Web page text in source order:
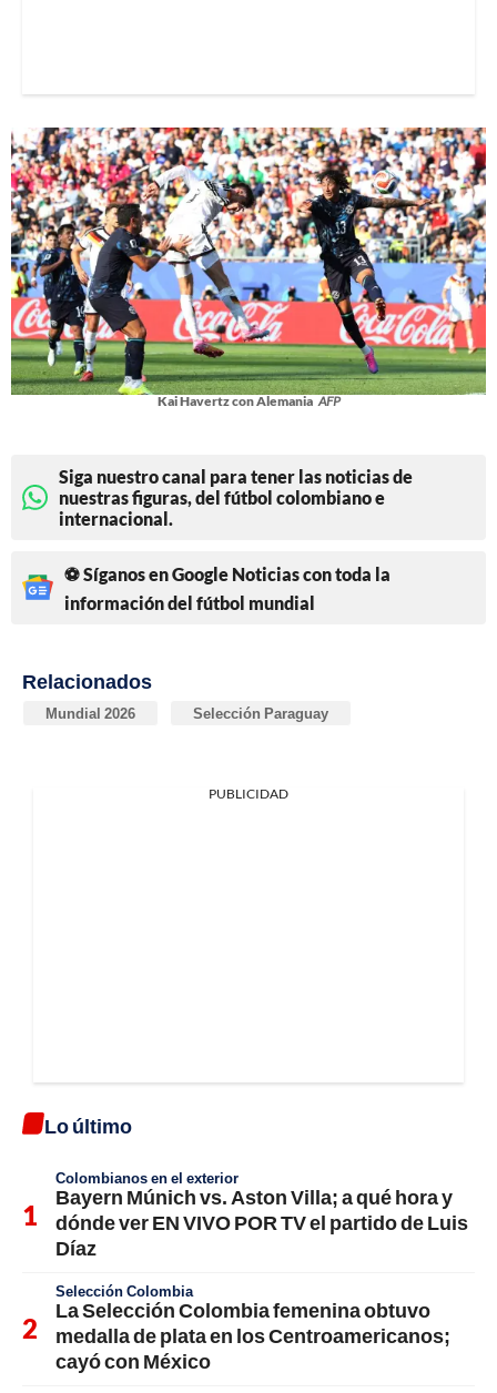
Kai Havertz con Alemania AFP
Siga nuestro canal para tener las noticias de
nuestras figuras, del fútbol colombiano e
internacional.
⚽ Síganos en Google Noticias con toda la
información del fútbol mundial
Relacionados
Mundial 2026 Selección Paraguay
PUBLICIDAD
Lo último
Colombianos en el exterior
Bayern Múnich vs. Aston Villa; a qué hora y
dónde ver EN VIVO POR TV el partido de Luis
Díaz
Selección Colombia
La Selección Colombia femenina obtuvo
medalla de plata en los Centroamericanos;
cayó con México